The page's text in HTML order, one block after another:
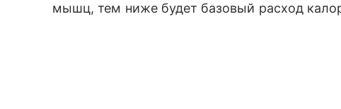
мышц, тем ниже будет базовый расход